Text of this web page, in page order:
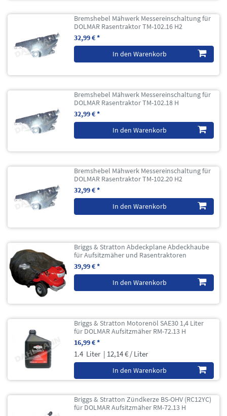
Bremshebel Mähwerk Messereinschaltung für
DOLMAR Rasentraktor TM-102.16 H2
32,99 € *
In den Warenkorb
Bremshebel Mähwerk Messereinschaltung für
DOLMAR Rasentraktor TM-102.18 H
32,99 € *
In den Warenkorb
Bremshebel Mähwerk Messereinschaltung für
DOLMAR Rasentraktor TM-102.20 H2
32,99 € *
In den Warenkorb
Briggs & Stratton Abdeckplane Abdeckhaube
für Aufsitzmäher und Rasentraktoren
39,99 € *
In den Warenkorb
Briggs & Stratton Motorenöl SAE30 1,4 Liter
für DOLMAR Aufsitzmäher RM-72.13 H
16,99 € *
1.4 Liter | 12,14 € / Liter
In den Warenkorb
Briggs & Stratton Zündkerze BS-OHV (RC12YC)
für DOLMAR Aufsitzmäher RM-72.13 H